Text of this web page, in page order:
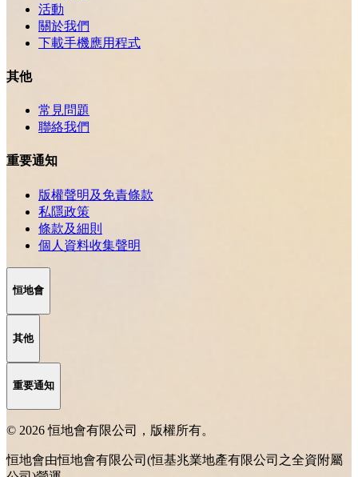
活動
關於我們
下載手機應用程式
其他
常見問題
聯絡我們
重要通知
版權聲明及免責條款
私隱政策
條款及細則
個人資料收集聲明
恒地會
其他
重要通知
© 2026 恒地會有限公司，版權所有。
恒地會由恒地會有限公司(恒基兆業地產有限公司之全資附屬